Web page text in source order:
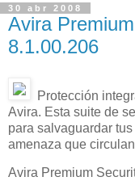
30 abr 2008
Avira
8.1.00.206
Protección
Avira. Esta suite de
para salvaguardar
amenaza que
Avira Premium